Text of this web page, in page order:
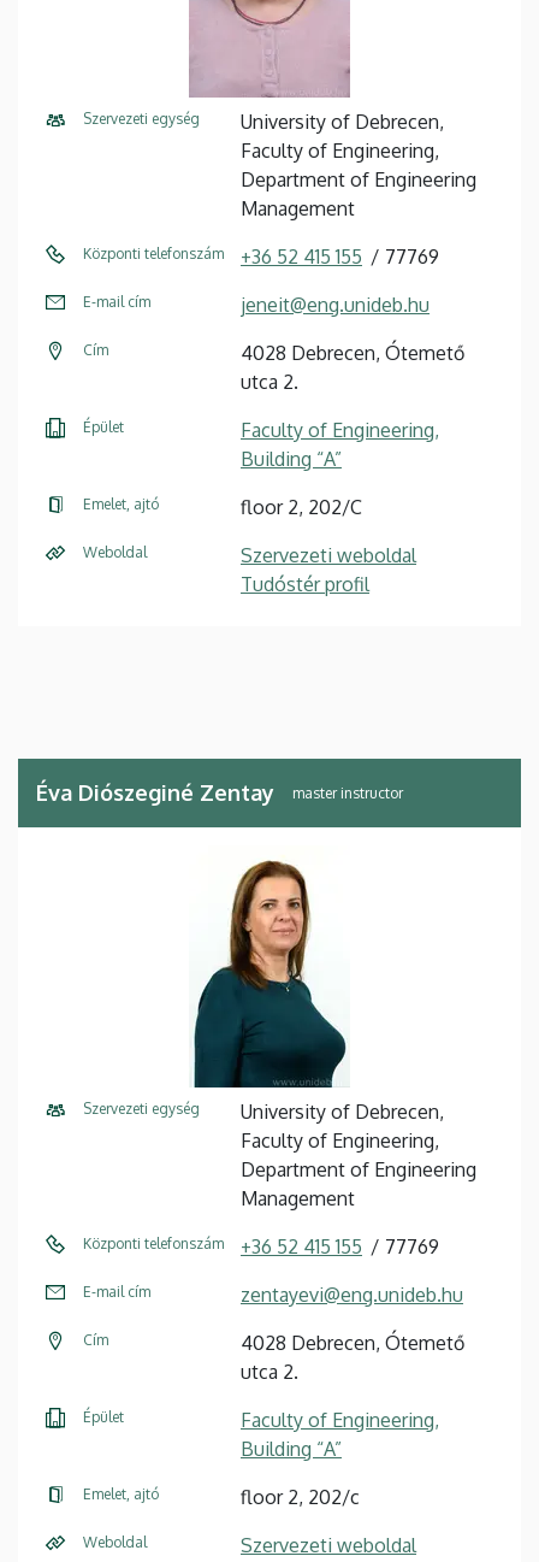
Szervezeti egység
University of Debrecen,
Faculty of Engineering,
Department of Engineering
Management
Központi telefonszám +36 52 415 155 77769
E-mail cím jeneit@eng.unideb.hu
Cím
4028 Debrecen, Ótemető
utca 2.
Épület
Faculty of Engineering,
Building “A”
Emelet, ajtó floor 2, 202/C
Weboldal
Szervezeti weboldal
Tudóstér profil
Éva Diószeginé Zentay master instructor
Szervezeti egység
University of Debrecen,
Faculty of Engineering,
Department of Engineering
Management
Központi telefonszám +36 52 415 155 77769
E-mail cím zentayevi@eng.unideb.hu
Cím
4028 Debrecen, Ótemető
utca 2.
Épület
Faculty of Engineering,
Building “A”
Emelet, ajtó floor 2, 202/c
Weboldal
Szervezeti weboldal